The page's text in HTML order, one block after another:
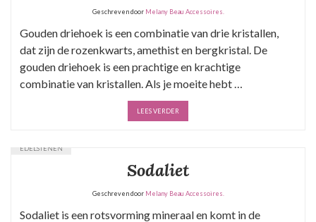
Geschreven door Melany Beau Accessoires.
Gouden driehoek is een combinatie van drie kristallen,
dat zijn de rozenkwarts, amethist en bergkristal. De
gouden driehoek is een prachtige en krachtige
combinatie van kristallen. Als je moeite hebt …
LEES VERDER
EDELSTENEN
Sodaliet
Geschreven door Melany Beau Accessoires.
Sodaliet is een rotsvorming mineraal en komt in de